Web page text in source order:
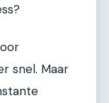
snel. Maar